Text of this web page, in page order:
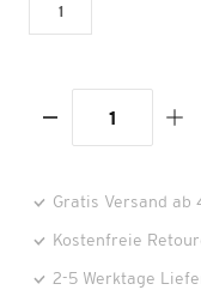
1
Gratis Versand ab
Kostenfreie
2-5 Werktage